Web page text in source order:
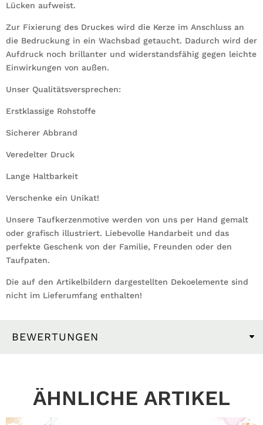
Lücken aufweist.
Zur Fixierung des Druckes wird die Kerze im Anschluss an
die Bedruckung in ein Wachsbad getaucht. Dadurch wird der
Aufdruck noch brillanter und widerstandsfähig gegen leichte
Einwirkungen von außen.
Unser Qualitätsversprechen:
Erstklassige Rohstoffe
Sicherer Abbrand
Veredelter Druck
Lange Haltbarkeit
Verschenke ein Unikat!
Unsere Taufkerzenmotive werden von uns per Hand gemalt
oder grafisch illustriert. Liebevolle Handarbeit und das
perfekte Geschenk von der Familie, Freunden oder den
Taufpaten.
Die auf den Artikelbildern dargestellten Dekoelemente sind
nicht im Lieferumfang enthalten!
BEWERTUNGEN
ÄHNLICHE ARTIKEL